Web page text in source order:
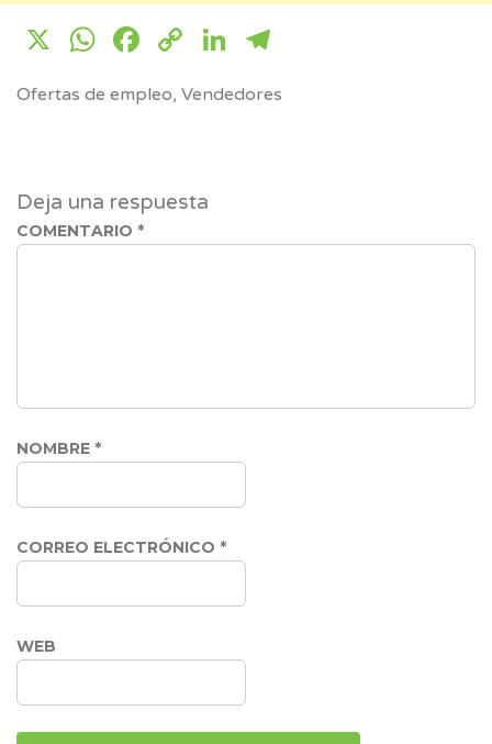
X WhatsApp
Facebook
CopyLinkedIn
Ofertas de empleo, Vendedores
Deja una respuesta
COMENTARIO *
NOMBRE *
CORREO ELECTRÓNICO *
WEB